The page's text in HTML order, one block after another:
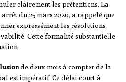
clairement les prétentions. La
du 25 mars 2020, a rappelé que
expressément les résolutions
Cette formalité substantielle
de deux mois à compter de la
est impératif. Ce délai court à